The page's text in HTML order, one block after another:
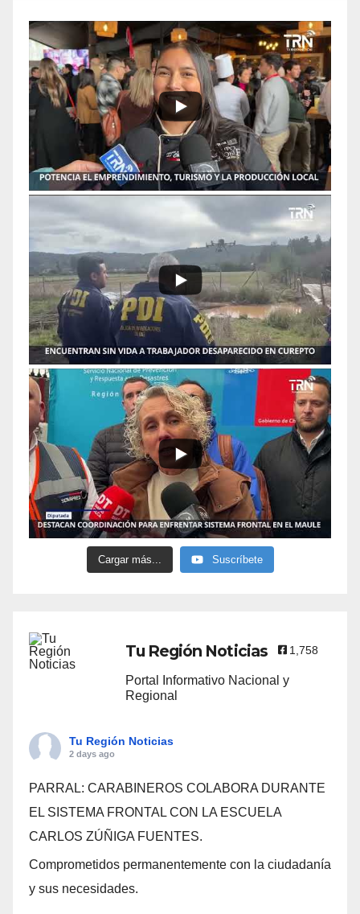
Cargar más... Suscríbete
Tu Región Noticias 1,758
Portal Informativo Nacional y
Regional
Tu Región Noticias
2 days ago
PARRAL: CARABINEROS COLABORA DURANTE
EL SISTEMA FRONTAL CON LA ESCUELA
CARLOS ZÚÑIGA FUENTES.
Comprometidos permanentemente con la ciudadanía
y sus necesidades.